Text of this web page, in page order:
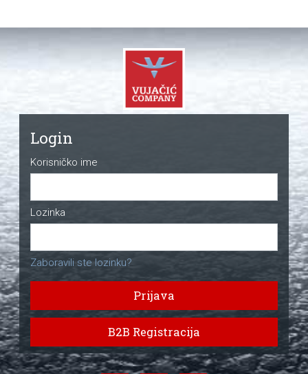
Login
Korisničko ime
Lozinka
Zaboravili ste lozinku?
Prijava
B2B Registracija